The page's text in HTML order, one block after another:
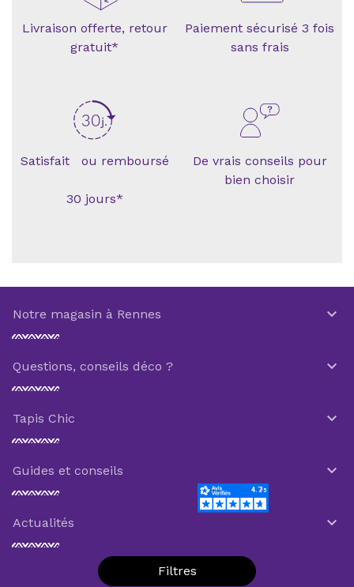
Filtres
Livraison offerte, retour
gratuit*
Paiement sécurisé 3 fois
sans frais
Satisfait ou remboursé
30 jours*
De vrais conseils pour
bien choisir
Notre magasin à Rennes 
Questions, conseils déco ? 
Tapis Chic 
Guides et conseils 
Actualités 